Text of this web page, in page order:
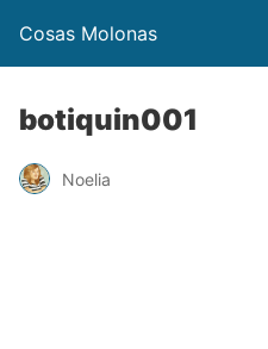
Cosas Molonas
botiquin001
Noelia